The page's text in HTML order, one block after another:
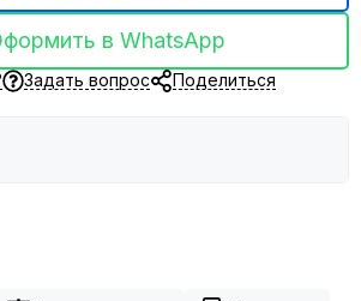
в WhatsApp
Задать вопрос Поделиться